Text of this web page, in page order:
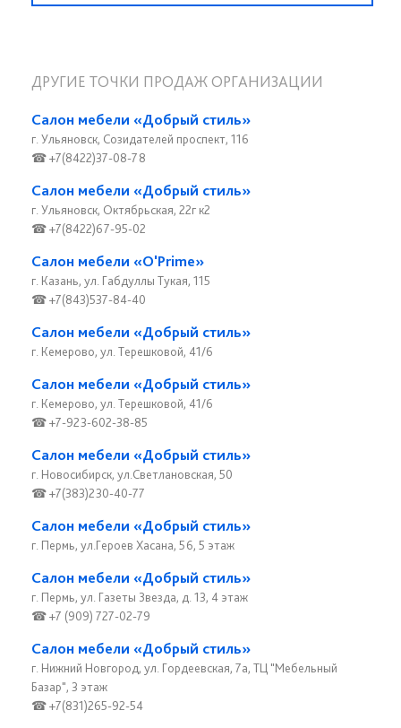
ДРУГИЕ ТОЧКИ ПРОДАЖ ОРГАНИЗАЦИИ
Салон мебели «Добрый стиль»
г. Ульяновск, Созидателей проспект, 116
☎ +7(8422)37-08-78
Салон мебели «Добрый стиль»
г. Ульяновск, Октябрьская, 22г к2
☎ +7(8422)67-95-02
Салон мебели «O'Prime»
г. Казань, ул. Габдуллы Тукая, 115
☎ +7(843)537-84-40
Салон мебели «Добрый стиль»
г. Кемерово, ул. Терешковой, 41/6
Салон мебели «Добрый стиль»
г. Кемерово, ул. Терешковой, 41/6
☎ +7-923-602-38-85
Салон мебели «Добрый стиль»
г. Новосибирск, ул.Светлановская, 50
☎ +7(383)230-40-77
Салон мебели «Добрый стиль»
г. Пермь, ул.Героев Хасана, 56, 5 этаж
Салон мебели «Добрый стиль»
г. Пермь, ул. Газеты Звезда, д. 13, 4 этаж
☎ +7 (909) 727-02-79
Салон мебели «Добрый стиль»
г. Нижний Новгород, ул. Гордеевская, 7а, ТЦ "Мебельный
Базар", 3 этаж
☎ +7(831)265-92-54